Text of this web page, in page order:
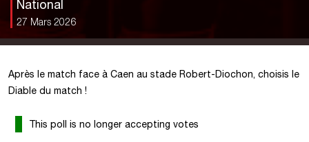
National
27 Mars 2026
Après le match face à Caen au stade Robert-Diochon, choisis le
Diable du match !
This poll is no longer accepting votes